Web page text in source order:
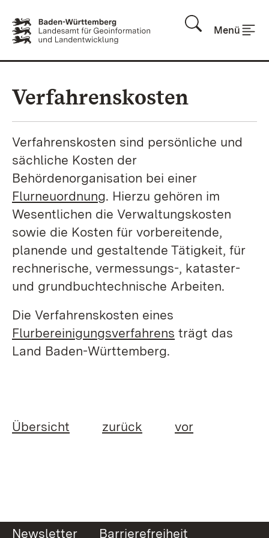
Menü
Verfahrenskosten
Verfahrenskosten sind persönliche und
sächliche Kosten der
Behördenorganisation bei einer
Flurneuordnung. Hierzu gehören im
Wesentlichen die Verwaltungskosten
sowie die Kosten für vorbereitende,
planende und gestaltende Tätigkeit, für
rechnerische, vermessungs-, kataster-
und grundbuchtechnische Arbeiten.
Die Verfahrenskosten eines
Flurbereinigungsverfahrens trägt das
Land Baden-Württemberg.
Übersicht zurück vor
Newsletter Barrierefreiheit